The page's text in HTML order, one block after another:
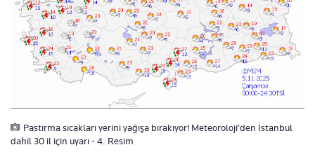
Pastırma sıcakları yerini yağışa bırakıyor! Meteoroloji’den İstanbul
dahil 30 il için uyarı - 4. Resim